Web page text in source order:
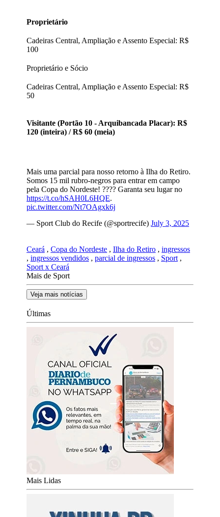
Proprietário
Cadeiras Central, Ampliação e Assento Especial: R$
100
Proprietário e Sócio
Cadeiras Central, Ampliação e Assento Especial: R$
50
Visitante (Portão 10 - Arquibancada Placar): R$
120 (inteira) / R$ 60 (meia)
Mais uma parcial para nosso retorno à Ilha do Retiro.
Somos 15 mil rubro-negros para entrar em campo
pela Copa do Nordeste! ???? Garanta seu lugar no
https://t.co/hSAH0L6HQE.
pic.twitter.com/Nt7OAgxk6j
— Sport Club do Recife (@sportrecife) July 3, 2025
Ceará , Copa do Nordeste , Ilha do Retiro , ingressos
, ingressos vendidos , parcial de ingressos , Sport ,
Sport x Ceará
Mais de Sport
Veja mais notícias
Últimas
Mais Lidas